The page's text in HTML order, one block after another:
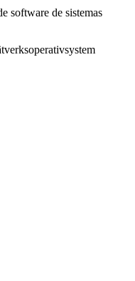
software de sistemas